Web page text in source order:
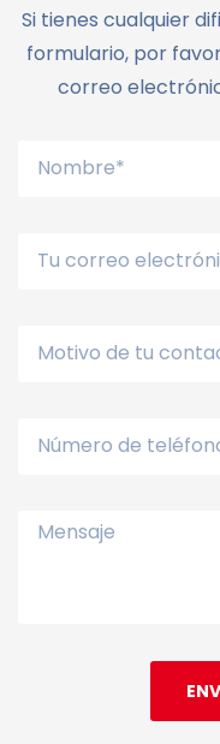
Si tienes cualquier
formulario, por
correo